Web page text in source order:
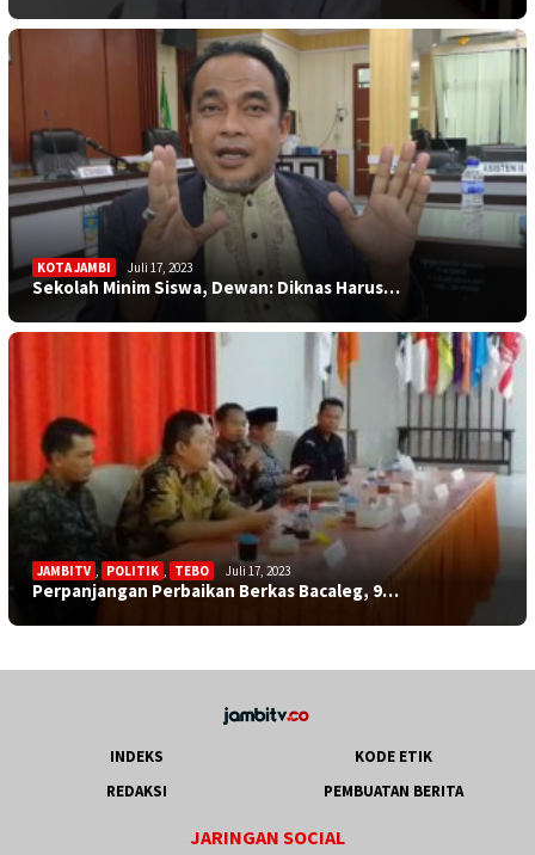
KOTA JAMBI Juli 17, 2023
Sekolah Minim Siswa, Dewan: Diknas Harus…
JAMBITV , POLITIK , TEBO Juli 17, 2023
Perpanjangan Perbaikan Berkas Bacaleg, 9…
INDEKS
KODE ETIK
REDAKSI
PEMBUATAN BERITA
JARINGAN SOCIAL